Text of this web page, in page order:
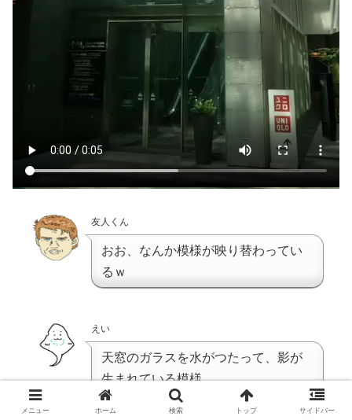
友人くん
おお、なんか模様が映り替わってい
るｗ
えい
天窓のガラスを水がつたって、影が
生まれている模様
メニュー ホーム 検索 トップ サイドバー